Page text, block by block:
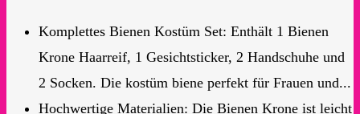
Komplettes Bienen Kostüm Set: Enthält 1 Bienen
Krone Haarreif, 1 Gesichtsticker, 2 Handschuhe und
2 Socken. Die kostüm biene perfekt für Frauen und...
Hochwertige Materialien: Die Bienen Krone ist leicht